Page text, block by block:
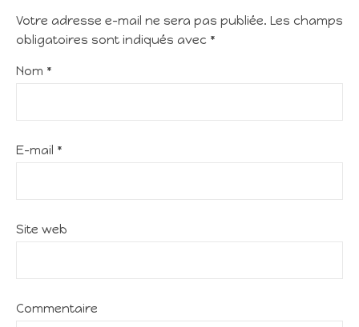
Votre adresse e-mail ne sera pas publiée. Les champs
obligatoires sont indiqués avec *
Nom *
E-mail *
Site web
Commentaire